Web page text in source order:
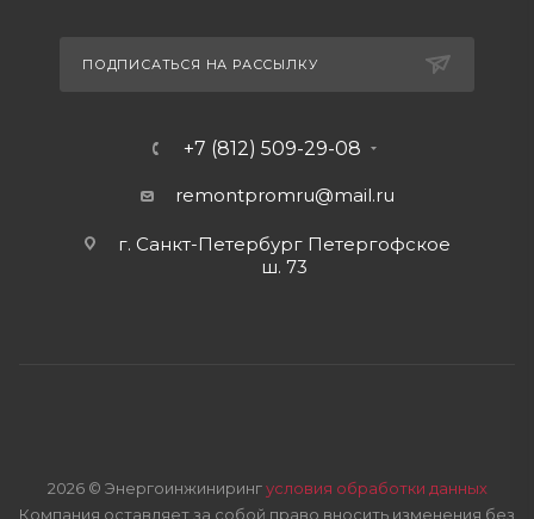
ПОДПИСАТЬСЯ НА РАССЫЛКУ
+7 (812) 509-29-08
remontpromru@mail.ru
г. Санкт-Петербург Петергофское
ш. 73
2026 © Энергоинжинирингусловия обработки данных
Компания оставляет за собой право вносить изменения без